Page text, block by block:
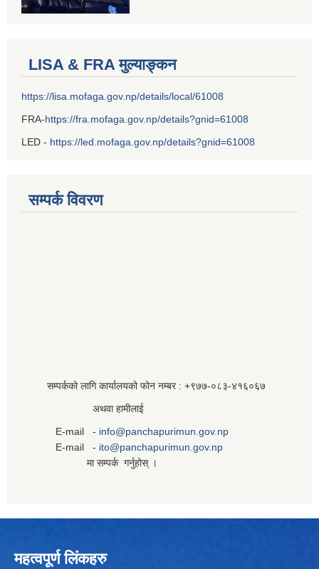
LISA & FRA मुल्याङ्कन
https://lisa.mofaga.gov.np/details/local/61008
FRA-https://fra.mofaga.gov.np/details?gnid=61008
LED - https://led.mofaga.gov.np/details?gnid=61008
सम्पर्क विवरण
सम्पर्कको लागि कार्यालयको फोन नम्बर : +९७७-०८३‍-४१६०६७
अथवा हामीलाई
E-mail - info@panchapurimun.gov.np
E-mail - ito@panchapurimun.gov.np
मा सम्पर्क गर्नुहोस् ।
महत्वपूर्ण लिंकहरु